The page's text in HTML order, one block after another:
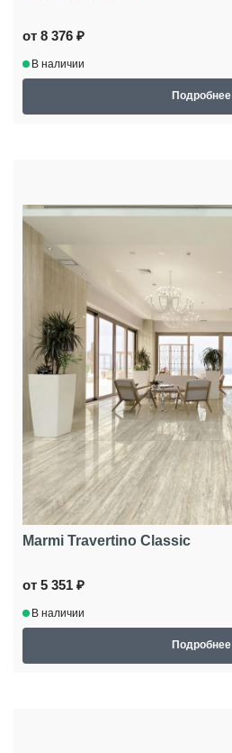
от 8 376 ₽
В наличии
Подробнее
Marmi Travertino Classic
от 5 351 ₽
В наличии
Подробнее